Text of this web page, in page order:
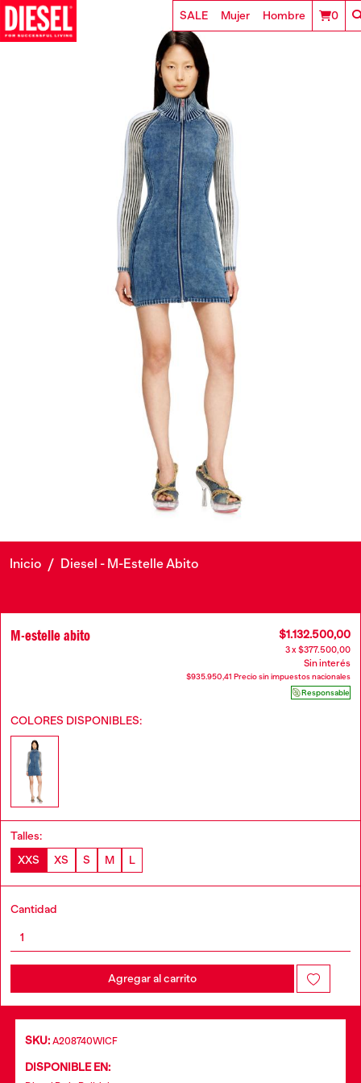
SALE Mujer Hombre 0
Inicio / Diesel - M-Estelle Abito
M-estelle abito $1.132.500,00
3 x $377.500,00
Sin interés
$935.950,41 Precio sin impuestos nacionales
Responsable
COLORES DISPONIBLES:
Talles:
XXS
XS S M L
Cantidad
Agregar al carrito
SKU: A208740WICF
DISPONIBLE EN: